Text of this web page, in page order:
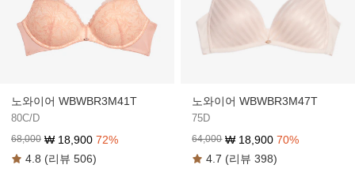
노와이어 WBWBR3M41T
80C/D
68,000 ₩ 18,900 72%
4.8 (리뷰 506)
노와이어 WBWBR3M47T
75D
64,000 ₩ 18,900 70%
4.7 (리뷰 398)